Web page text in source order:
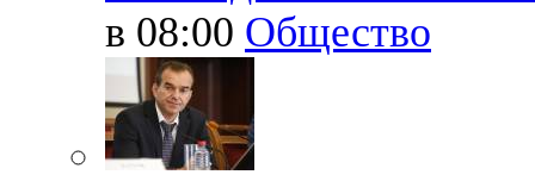
в 08:00 Общество